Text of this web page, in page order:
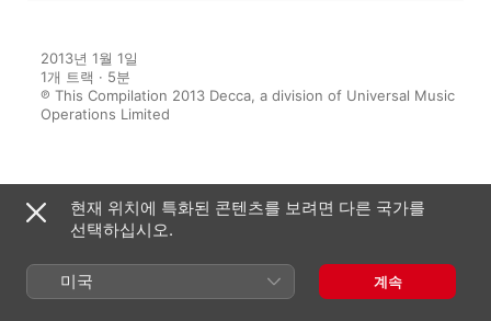
2013년 1월 1일
1개 트랙 · 5분
℗ This Compilation 2013 Decca, a division of Universal Music
Operations Limited
수록 앨범
Sleep: 111 Pieces of Classical
Music for Bedtime
현재 위치에 특화된 콘텐츠를 보려면 다른 국가를
선택하십시오.
미국 계속